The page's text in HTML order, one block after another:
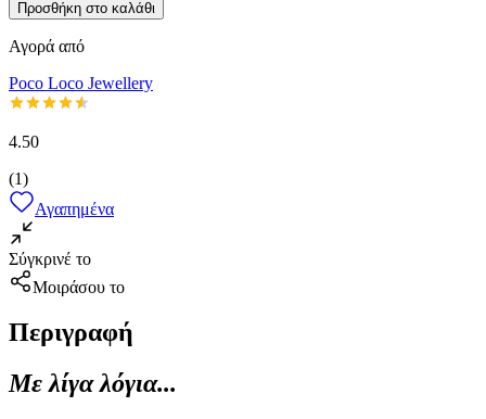
Προσθήκη στο καλάθι
Αγορά από
Poco Loco Jewellery
4.50
(1)
Αγαπημένα
Σύγκρινέ το
Μοιράσου το
Περιγραφή
Με λίγα λόγια...